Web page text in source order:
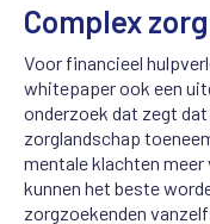
Complex
Voor financieel
whitepaper ook een
onderzoek dat zegt
zorglandschap
mentale klachten
kunnen het beste
zorgzoekenden